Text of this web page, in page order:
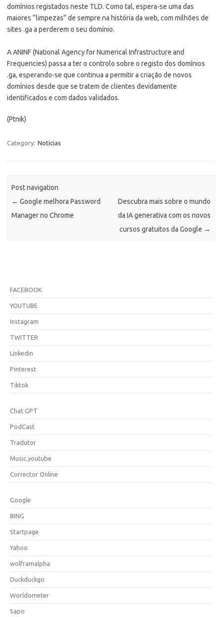
domínios registados neste TLD. Como tal, espera-se uma das
maiores “limpezas” de sempre na história da web, com milhões de
sites .ga a perderem o seu domínio.
A ANINF (National Agency for Numerical Infrastructure and
Frequencies) passa a ter o controlo sobre o registo dos domínios
.ga, esperando-se que continua a permitir a criação de novos
domínios desde que se tratem de clientes devidamente
identificados e com dados validados.
(Ptnik)
Category: Noticias
Post navigation
← Google melhora Password
Manager no Chrome
Descubra mais sobre o mundo
da IA generativa com os novos
cursos gratuitos da Google →
FACEBOOK
YOUTUBE
Instagram
TWITTER
Linkedin
Pinterest
Tiktok
Chat GPT
PodCast
Tradutor
Music.youtube
Corrector Online
Google
BING
Startpage
Yahoo
wolframalpha
Duckduckgo
Worldometer
Sapo